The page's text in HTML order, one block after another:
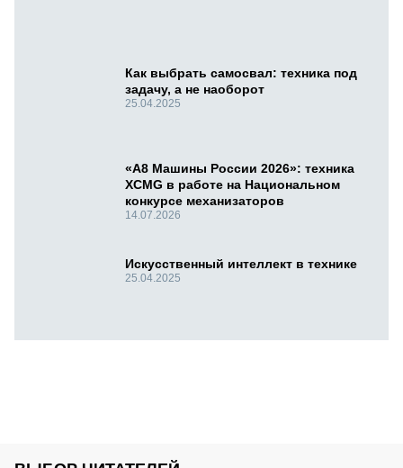
Как выбрать самосвал: техника под
задачу, а не наоборот
25.04.2025
«А8 Машины России 2026»: техника
XCMG в работе на Национальном
конкурсе механизаторов
14.07.2026
Искусственный интеллект в технике
25.04.2025